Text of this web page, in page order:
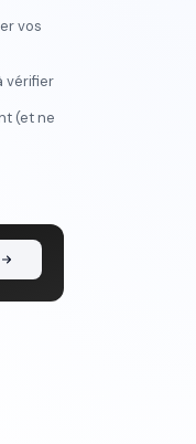
vos
vérifier
(et ne